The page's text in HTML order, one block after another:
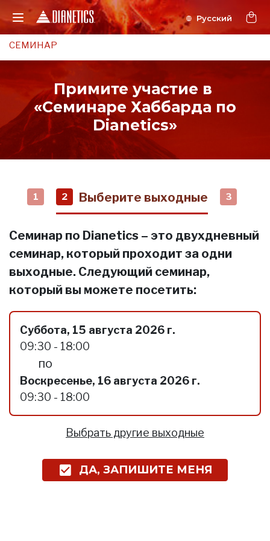
СЕМИНАР
Примите участие в
«Семинаре Хаббарда по
Dianetics»
1 2 Выберите выходные 3
Семинар по Dianetics – это двухдневный
семинар, который проходит за одни
выходные. Следующий семинар,
который вы можете посетить:
Суббота, 15 августа 2026 г.
09:30 - 18:00
по
Воскресенье, 16 августа 2026 г.
09:30 - 18:00
Выбрать другие выходные
ДА, ЗАПИШИТЕ МЕНЯ